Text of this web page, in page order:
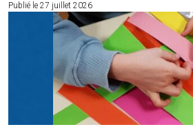
Publié le 27 juillet 2026